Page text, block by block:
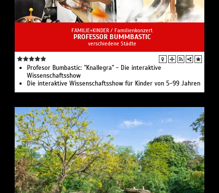
FAMILIE+KINDER / Familienkonzert
PROFESSOR BUMMBASTIC
verschiedene Städte
Profesor Bumbastic: "Knallegra" - Die interaktive
Wissenschaftsshow
Die interaktive Wissenschaftsshow für Kinder von 5-99 Jahren